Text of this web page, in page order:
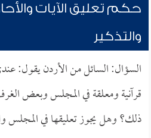
حكم تعليق الآيات
والتذكير
السؤال: السائل من الأردن يقول:
قرآنية ومعلقة في المجلس وبعض
ذلك؟ وهل يجوز تعليقها في المجلس